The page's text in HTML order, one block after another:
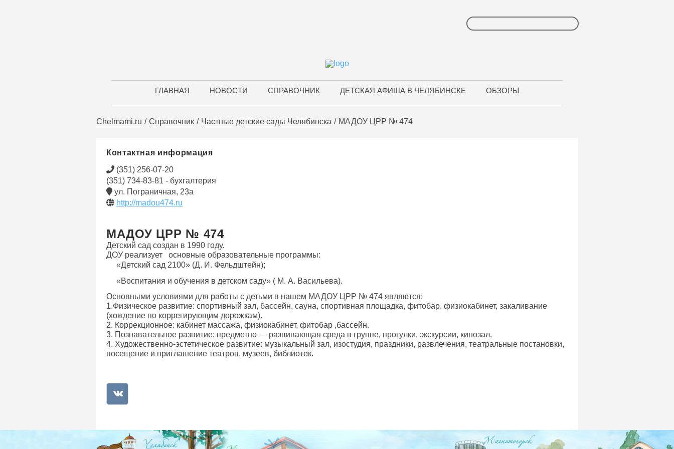
ГЛАВНАЯ НОВОСТИ СПРАВОЧНИК ДЕТСКАЯ АФИША В ЧЕЛЯБИНСКЕ ОБЗОРЫ
Chelmami.ru Справочник Частные детские сады Челябинска МАДОУ ЦРР № 474
Контактная информация
(351) 256-07-20
(351) 734-83-81 - бухгалтерия
ул. Пограничная, 23а
http://madou474.ru
МАДОУ ЦРР № 474
Детский сад создан в 1990 году.
ДОУ реализует основные образовательные программы:
«Детский сад 2100» (Д. И. Фельдштейн);
«Воспитания и обучения в детском саду» ( М. А. Васильева).
Основными условиями для работы с детьми в нашем МАДОУ ЦРР № 474 являются:
1.Физическое развитие: спортивный зал, бассейн, сауна, спортивная площадка, фитобар, физиокабинет, закаливание
(хождение по коррегирующим дорожкам).
2. Коррекционное: кабинет массажа, физиокабинет, фитобар ,бассейн.
3. Познавательное развитие: предметно — развивающая среда в группе, прогулки, экскурсии, кинозал.
4. Художественно-эстетическое развитие: музыкальный зал, изостудия, праздники, развлечения, театральные постановки,
посещение и приглашение театров, музеев, библиотек.